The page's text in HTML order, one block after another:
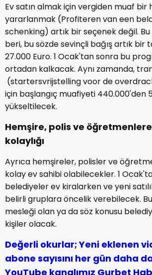
Ev satın almak için vergiden muaf bir
yararlanmak (Profiteren van een
schenking) artık bir seçenek değil. Bu
beri, bu sözde sevinçli bağış artık bir
27.000 Euro. 1 Ocak'tan sonra bu
ortadan kalkacak. Aynı zamanda,
(startersvrijstelling voor de
için başlangıç muafiyeti 440.000'den
yükseltilecek.
Hemşire, polis ve
kolaylığı
Ayrıca hemşireler, polisler ve
kolay ev sahibi olabilecekler. 1
belediyeler ev kiralarken ve yeni
belirli gruplara öncelik verebilecek.
mesleği olan ya da söz konusu
kişiler olacak.
Değerli okurlar; Yeni eklenen
abone sayısını her gün daha
YouTube kanalımız Gurbet